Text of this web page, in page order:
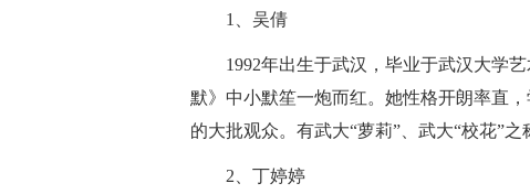
1、吴倩
1992年出生于武汉，毕业于武汉大学
默》中小默笙一炮而红。她性格开朗率直
的大批观众。有武大“萝莉”、武大“校花”之
2、丁婷婷